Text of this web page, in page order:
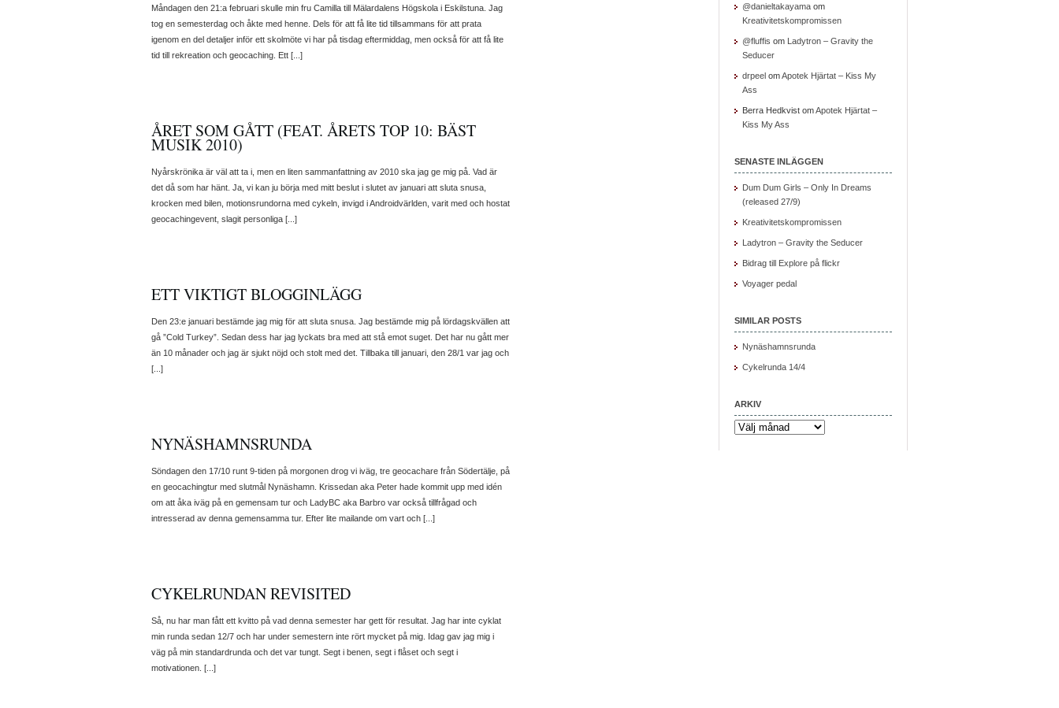
Måndagen den 21:a februari skulle min fru Camilla till Mälardalens Högskola i Eskilstuna. Jag
tog en semesterdag och åkte med henne. Dels för att få lite tid tillsammans för att prata
igenom en del detaljer inför ett skolmöte vi har på tisdag eftermiddag, men också för att få lite
tid till rekreation och geocaching. Ett [...]
ÅRET SOM GÅTT (FEAT. ÅRETS TOP 10: BÄST
MUSIK 2010)
Nyårskrönika är väl att ta i, men en liten sammanfattning av 2010 ska jag ge mig på. Vad är
det då som har hänt. Ja, vi kan ju börja med mitt beslut i slutet av januari att sluta snusa,
krocken med bilen, motionsrundorna med cykeln, invigd i Androidvärlden, varit med och hostat
geocachingevent, slagit personliga [...]
ETT VIKTIGT BLOGGINLÄGG
Den 23:e januari bestämde jag mig för att sluta snusa. Jag bestämde mig på lördagskvällen att
gå ”Cold Turkey”. Sedan dess har jag lyckats bra med att stå emot suget. Det har nu gått mer
än 10 månader och jag är sjukt nöjd och stolt med det. Tillbaka till januari, den 28/1 var jag och
[...]
NYNÄSHAMNSRUNDA
Söndagen den 17/10 runt 9-tiden på morgonen drog vi iväg, tre geocachare från Södertälje, på
en geocachingtur med slutmål Nynäshamn. Krissedan aka Peter hade kommit upp med idén
om att åka iväg på en gemensam tur och LadyBC aka Barbro var också tillfrågad och
intresserad av denna gemensamma tur. Efter lite mailande om vart och [...]
CYKELRUNDAN REVISITED
Så, nu har man fått ett kvitto på vad denna semester har gett för resultat. Jag har inte cyklat
min runda sedan 12/7 och har under semestern inte rört mycket på mig. Idag gav jag mig i
väg på min standardrunda och det var tungt. Segt i benen, segt i flåset och segt i
motivationen. [...]
@danieltakayama om
Kreativitetskompromissen
@fluffis om Ladytron – Gravity the
Seducer
drpeel omApotek Hjärtat – Kiss My
Ass
Berra Hedkvist omApotek Hjärtat –
Kiss My Ass
SENASTE INLÄGGEN
Dum Dum Girls – Only In Dreams
(released 27/9)
Kreativitetskompromissen
Ladytron – Gravity the Seducer
Bidrag till Explore på flickr
Voyager pedal
SIMILAR POSTS
Nynäshamnsrunda
Cykelrunda 14/4
ARKIV